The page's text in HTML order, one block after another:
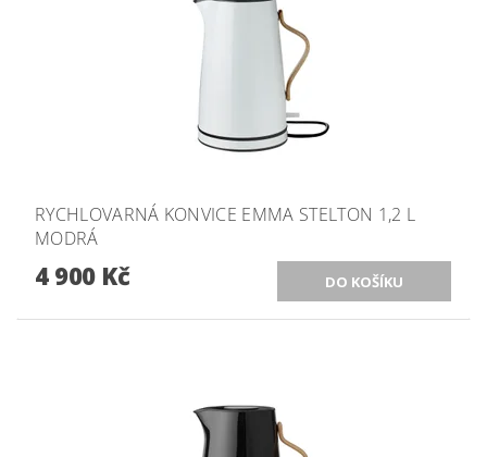
RYCHLOVARNÁ KONVICE EMMA STELTON 1,2 L
MODRÁ
4 900 Kč